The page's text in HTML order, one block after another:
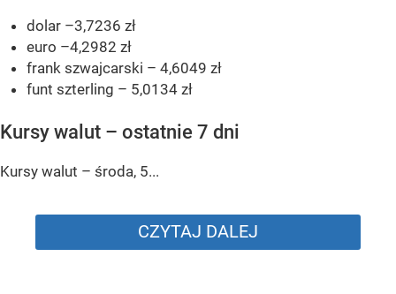
dolar –3,7236 zł
euro –4,2982 zł
frank szwajcarski – 4,6049 zł
funt szterling – 5,0134 zł
Kursy walut – ostatnie 7 dni
Kursy walut – środa, 5...
CZYTAJ DALEJ